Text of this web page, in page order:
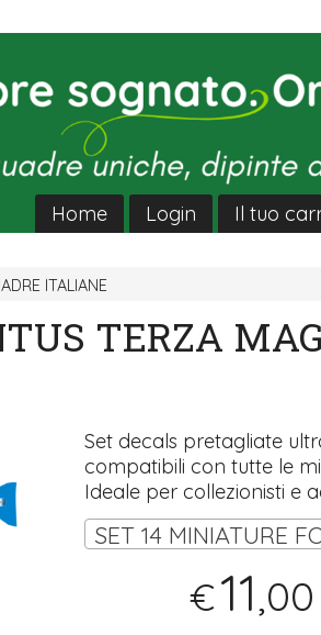
Home Login Il tuo
ITALIANE
TERZA
Set decals pretagliate
compatibili con tutte le
Ideale per collezionisti e
€11,00